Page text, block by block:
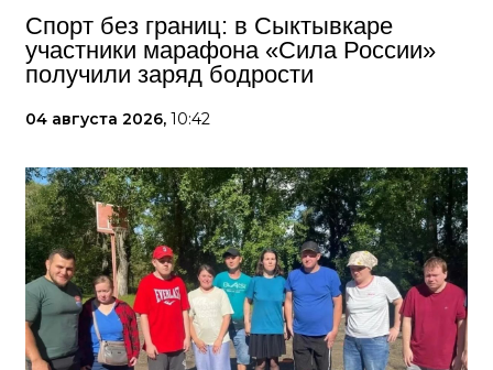
Спорт без границ: в Сыктывкаре
участники марафона «Сила России»
получили заряд бодрости
04 августа 2026, 10:42